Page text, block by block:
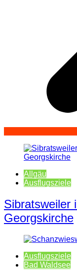
Allgäu
Ausflugsziele
Sibratsweiler
Georgskirche
Ausflugsziele
Bad Waldsee